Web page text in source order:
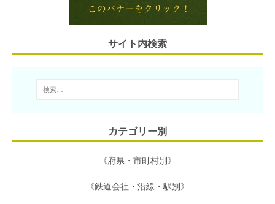
r o
サイト内検索
カテゴリー別
《府県・市町村別》
《鉄道会社・沿線・駅別》